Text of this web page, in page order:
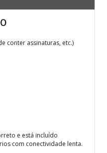
conter assinaturas, etc.)
e está incluído
com conectividade lenta.